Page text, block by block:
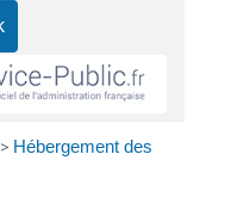
> Hébergement des